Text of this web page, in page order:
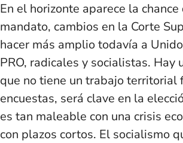
En el horizonte aparece la
mandato, cambios en la Corte
hacer más amplio todavía a
PRO, radicales y socialistas.
que no tiene un trabajo territorial
encuestas, será clave en la
es tan maleable con una crisis
con plazos cortos. El socialismo